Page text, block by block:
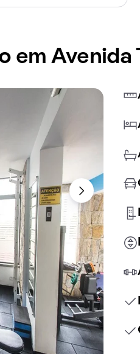
em Avenida